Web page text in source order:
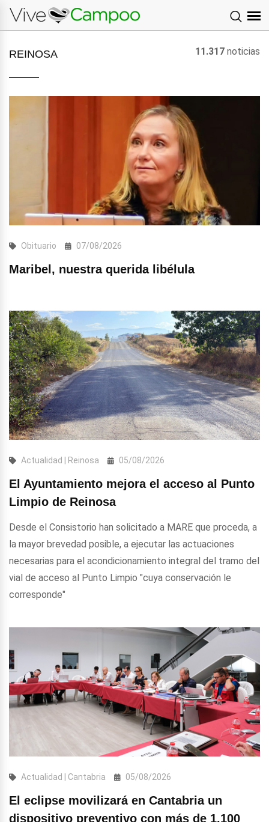
REINOSA 11.317noticias
Obituario 07/08/2026
Maribel, nuestra querida libélula
Actualidad | Reinosa 05/08/2026
El Ayuntamiento mejora el acceso al Punto
Limpio de Reinosa
Desde el Consistorio han solicitado a MARE que proceda, a
la mayor brevedad posible, a ejecutar las actuaciones
necesarias para el acondicionamiento integral del tramo del
vial de acceso al Punto Limpio "cuya conservación le
corresponde"
Actualidad | Cantabria 05/08/2026
El eclipse movilizará en Cantabria un
dispositivo preventivo con más de 1.100